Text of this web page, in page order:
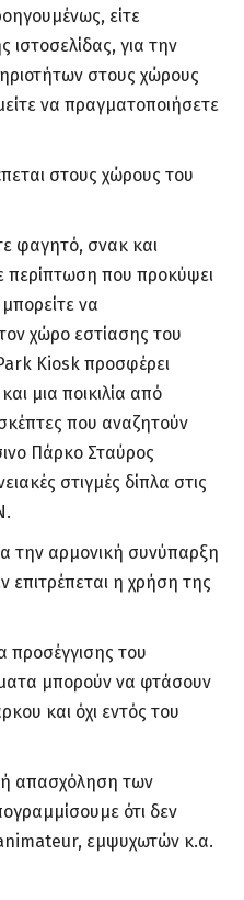
είτε
ιστοσελίδας, για την
στους χώρους
να πραγματοποιήσετε
στους χώρους του
φαγητό, σνακ και
περίπτωση που προκύψει
να
χώρο εστίασης του
Kiosk προσφέρει
μια ποικιλία από
που αναζητούν
Πάρκο Σταύρος
στιγμές δίπλα στις
την αρμονική συνύπαρξη
επιτρέπεται η χρήση της
προσέγγισης του
μπορούν να φτάσουν
και όχι εντός του
απασχόληση των
ότι δεν
εμψυχωτών κ.α.